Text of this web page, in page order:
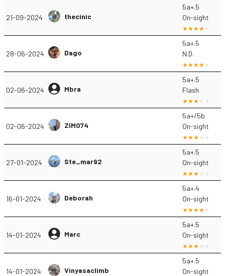
21-09-2024 thecinic
5a+.5
On-sight
28-06-2024 Dago
5a+.5
N.D.
02-06-2024 Mbra
5a+.5
Flash
02-06-2024 ZIMO74
5a+/5b
On-sight
27-01-2024 Ste_mar92
5a+.5
On-sight
16-01-2024 Deborah
5a+.4
On-sight
14-01-2024 Marc
5a+.5
On-sight
14-01-2024 Vinyasaclimb
5a+.5
On-sight